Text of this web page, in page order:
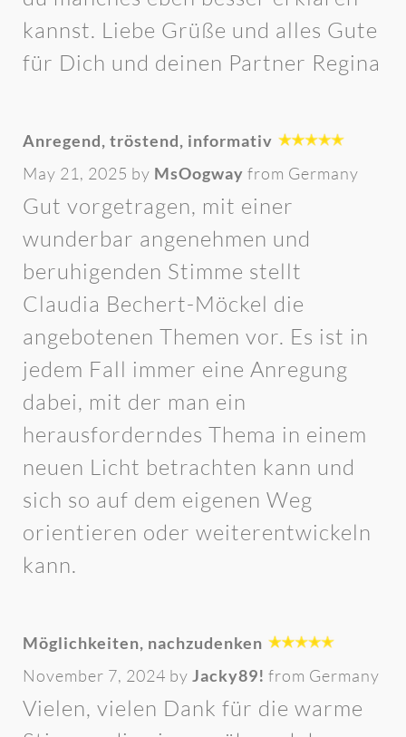
kannst. Liebe Grüße und alles Gute
für Dich und deinen Partner Regina
Anregend, tröstend, informativ
May 21, 2025 by MsOogway from Germany
Gut vorgetragen, mit einer
wunderbar angenehmen und
beruhigenden Stimme stellt
Claudia Bechert-Möckel die
angebotenen Themen vor. Es ist in
jedem Fall immer eine Anregung
dabei, mit der man ein
herausforderndes Thema in einem
neuen Licht betrachten kann und
sich so auf dem eigenen Weg
orientieren oder weiterentwickeln
kann.
Möglichkeiten, nachzudenken
November 7, 2024 by Jacky89! from Germany
Vielen, vielen Dank für die warme